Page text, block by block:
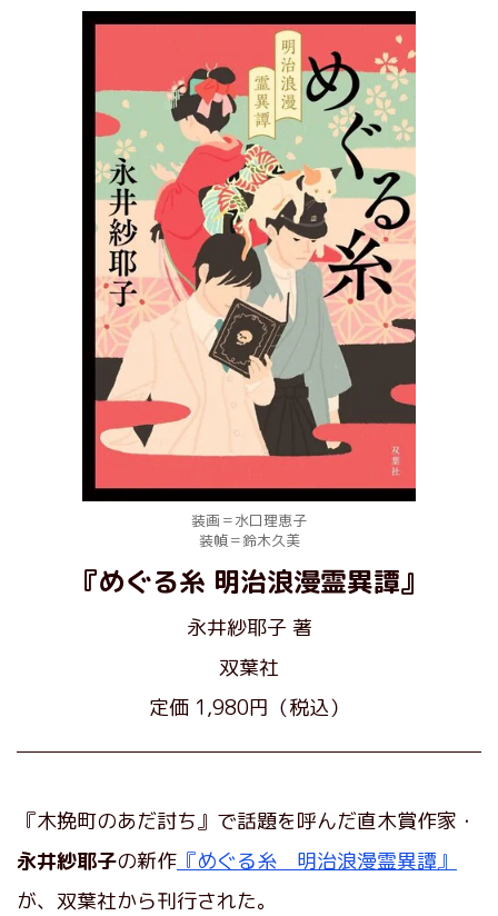
装画＝水口理恵子
装幀＝鈴木久美
『めぐる糸 明治浪漫霊異譚』
永井紗耶子 著
双葉社
定価 1,980円（税込）
『木挽町のあだ討ち』で話題を呼んだ直木賞作家・
永井紗耶子の新作 『めぐる糸 明治浪漫霊異譚』
が、双葉社から刊行された。